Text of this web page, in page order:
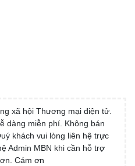
xã hội Thương mại điện tử.
dàng miễn phí. Không bán
khách vui lòng liên hệ trực
Admin MBN khi cần hỗ trợ
Cám ơn